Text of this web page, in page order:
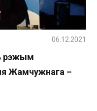
рэжым
Жамчужнага –
06.12.2021